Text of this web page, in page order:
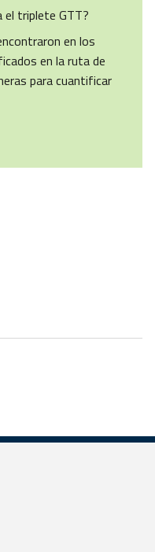
el triplete GTT?
en los
en la ruta de
para cuantificar